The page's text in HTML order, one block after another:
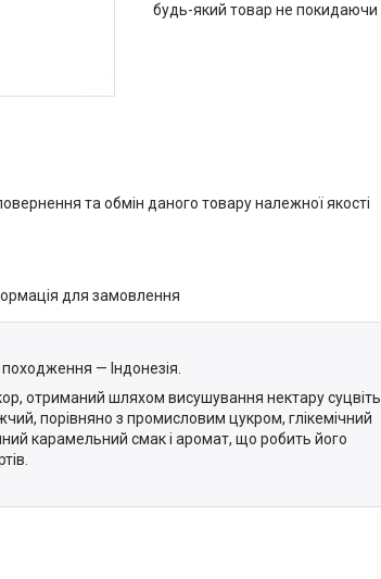
будь-який товар не покидаючи
та обмін даного товару належної якості
для замовлення
походження — Індонезія.
отриманий шляхом висушування нектару суцвіть
порівняно з промисловим цукром, глікемічний
карамельний смак і аромат, що робить його